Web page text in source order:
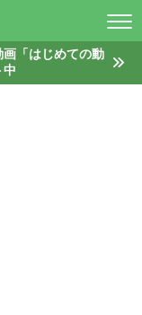
「はじめての動
中